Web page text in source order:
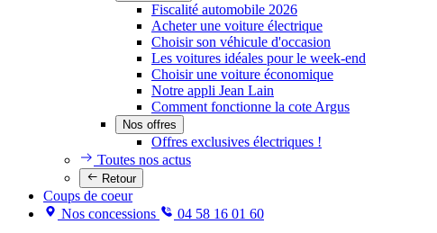
Fiscalité automobile 2026
Acheter une voiture électrique
Choisir son véhicule d'occasion
Les voitures idéales pour le week-end
Choisir une voiture économique
Notre appli Jean Lain
Comment fonctionne la cote Argus
Nos offres
Offres exclusives électriques !
Toutes nos actus
Retour
Coups de coeur
Nos concessions
04 58 16 01 60